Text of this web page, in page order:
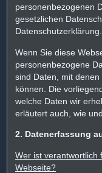
personenbezogenen
gesetzlichen
Datenschutzerklärung.
Wenn Sie diese
personenbezogene
sind Daten, mit
können. Die
welche Daten wir
erläutert auch, wie
2. Datenerfassung
Wer ist verantwortlich
Webseite?